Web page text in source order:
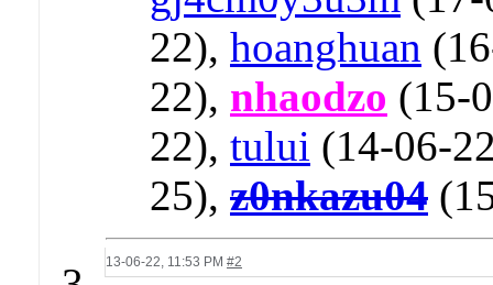
22), hoanghuan
22), nhaodzo (15-
22), tului (14-06-
25), z0nkazu04
13-06-22, 11:53 PM #2